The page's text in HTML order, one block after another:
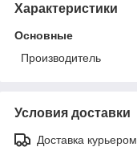
Характеристики
Основные
Производитель
Условия доставки
Доставка курьером